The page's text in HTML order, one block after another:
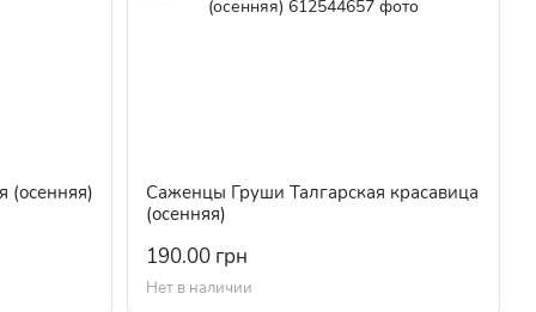
(осенняя)
Саженцы Груши Талгарская красавица
(осенняя)
190.00 грн
Нет в наличии